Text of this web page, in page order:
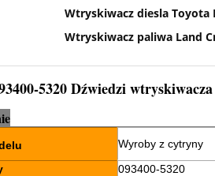
Wtryskiwacz diesla Toyota
Wtryskiwacz paliwa Land
5320 Dźwiedzi
Wyroby z cytryny
093400-5320